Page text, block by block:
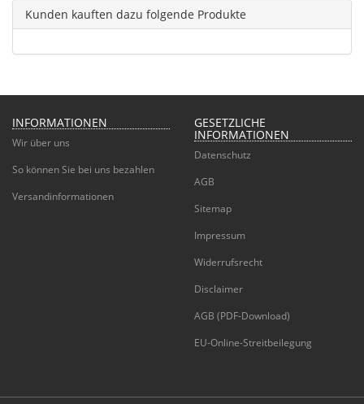
Kunden kauften dazu folgende Produkte
INFORMATIONEN
Wir über uns
So können Sie bei uns bezahlen
Versandinformationen
GESETZLICHE
INFORMATIONEN
Datenschutz
AGB
Sitemap
Impressum
Widerrufsrecht
Disclaimer
AGB (PDF-Download)
EU-Online-Streitbeilegung